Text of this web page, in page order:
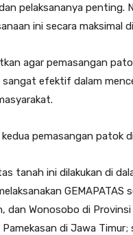
pelaksananya penting.
ini secara maksimal
agar pemasangan
sangat efektif dalam
pemasangan patok
tanah ini dilakukan di
dan Wonosobo di
di Jawa